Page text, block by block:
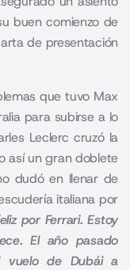
buen comienzo de
de presentación
que tuvo Max
para subirse a lo
Leclerc cruzó la
así un gran doblete
dudó en llenar de
italiana por
por Ferrari. Estoy
El año pasado
vuelo de Dubái a